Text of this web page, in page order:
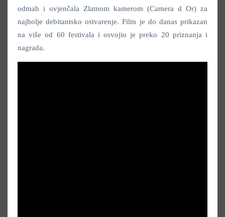
odmah i ovjenčala Zlatnom kamerom (Camera d Or) za
najbolje debitantsko ostvarenje. Film je do danas prikazan
na više od 60 festivala i osvojio je preko 20 priznanja i
nagrada.